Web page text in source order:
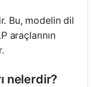
Bu, modelin dil
araçlarının
nelerdir?